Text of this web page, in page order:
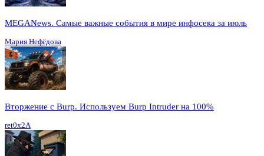
MEGANews. Cамые важные события в мире инфосека за июль
Мария Нефёдова
Вторжение с Burp. Используем Burp Intruder на 100%
ret0x2A